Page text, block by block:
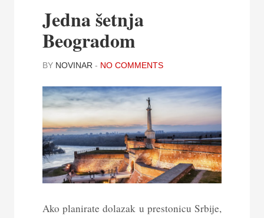
Jedna šetnja
Beogradom
BY NOVINAR - NO COMMENTS
Ako planirate dolazak u prestonicu Srbije,